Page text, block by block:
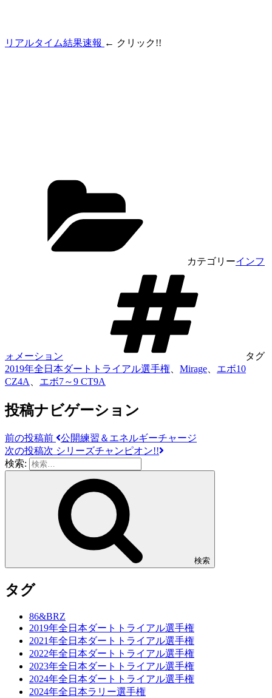
リアルタイム結果速報 ← クリック!!
カテゴリーインフ
ォメーション
タグ
2019年全日本ダートトライアル選手権
Mirage
エボ10
CZ4A
エボ7～9 CT9A
投稿ナビゲーション
前の投稿前
公開練習＆エネルギーチャージ
次の投稿次 シリーズチャンピオン!!
検索:
検索
タグ
86&BRZ
2019年全日本ダートトライアル選手権
2021年全日本ダートトライアル選手権
2022年全日本ダートトライアル選手権
2023年全日本ダートトライアル選手権
2024年全日本ダートトライアル選手権
2024年全日本ラリー選手権